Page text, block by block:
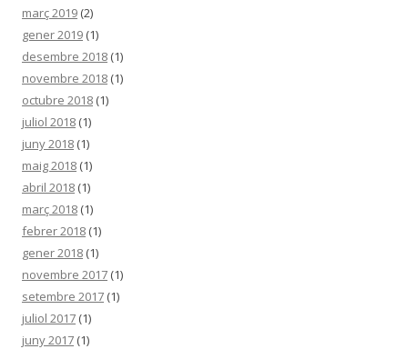
març 2019 (2)
gener 2019 (1)
desembre 2018 (1)
novembre 2018 (1)
octubre 2018 (1)
juliol 2018 (1)
juny 2018 (1)
maig 2018 (1)
abril 2018 (1)
març 2018 (1)
febrer 2018 (1)
gener 2018 (1)
novembre 2017 (1)
setembre 2017 (1)
juliol 2017 (1)
juny 2017 (1)